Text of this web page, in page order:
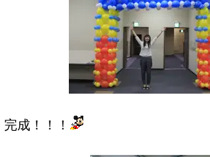
完成！！！